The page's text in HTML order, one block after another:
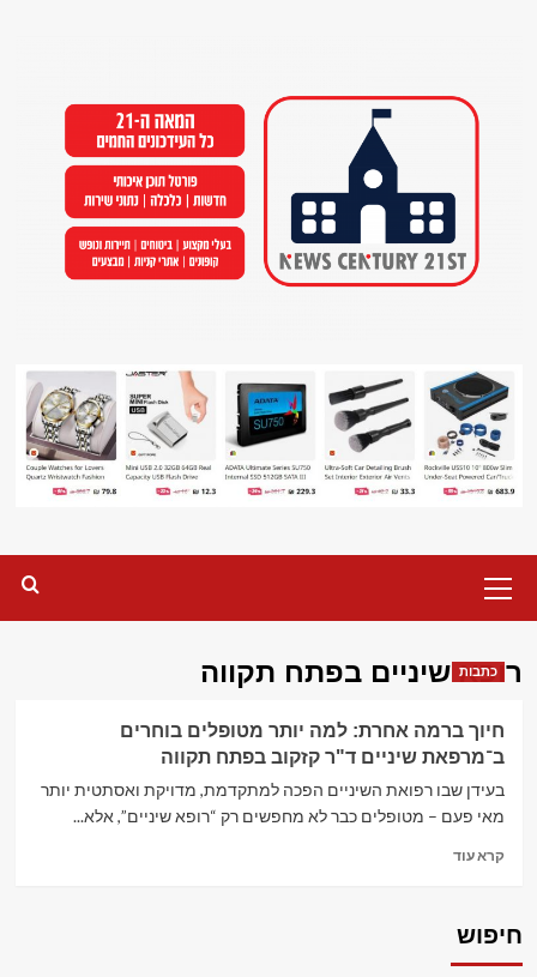
Menu
רופא שיניים בפתח תקווה
כתבות
חיוך ברמה אחרת: למה יותר מטופלים בוחרים
ב־מרפאת שיניים ד"ר קזקוב בפתח תקווה
בעידן שבו רפואת השיניים הפכה למתקדמת, מדויקת ואסתטית יותר
מאי פעם – מטופלים כבר לא מחפשים רק “רופא שיניים”, אלא...
קרא עודRead
אחרת:
חיפוש